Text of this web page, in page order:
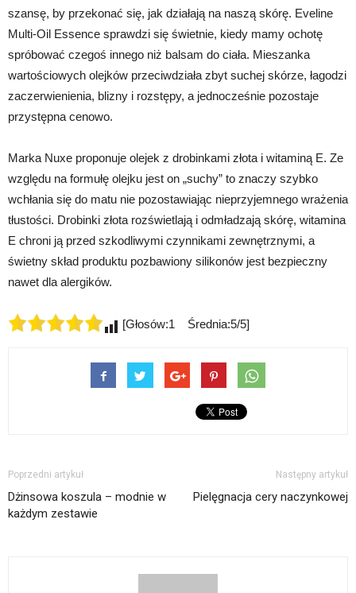
szansę, by przekonać się, jak działają na naszą skórę. Eveline
Multi-Oil Essence sprawdzi się świetnie, kiedy mamy ochotę
spróbować czegoś innego niż balsam do ciała. Mieszanka
wartościowych olejków przeciwdziała zbyt suchej skórze, łagodzi
zaczerwienienia, blizny i rozstępy, a jednocześnie pozostaje
przystępna cenowo.
Marka Nuxe proponuje olejek z drobinkami złota i witaminą E. Ze
względu na formułę olejku jest on „suchy” to znaczy szybko
wchłania się do matu nie pozostawiając nieprzyjemnego wrażenia
tłustości. Drobinki złota rozświetlają i odmładzają skórę, witamina
E chroni ją przed szkodliwymi czynnikami zewnętrznymi, a
świetny skład produktu pozbawiony silikonów jest bezpieczny
nawet dla alergików.
[Głosów:1 Średnia:5/5]
Poprzedni artykuł
Dżinsowa koszula – modnie w
każdym zestawie
Następny artykuł
Pielęgnacja cery naczynkowej